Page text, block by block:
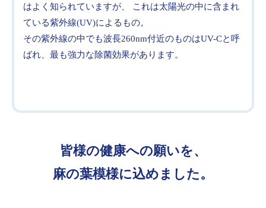
はよく知られていますが、 これは太陽光の中に含まれ
ている紫外線(UV)によるもの。
その紫外線の中でも波長260nm付近のものはUV-Cと呼
ばれ、最も強力な除菌効果があります。
皆様の健康への願いを、
麻の葉模様に込めました。